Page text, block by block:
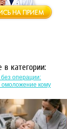
в категории:
операции:
омоложение кому